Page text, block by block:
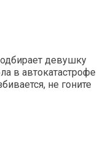
девушку
в автокатастрофе
не гоните